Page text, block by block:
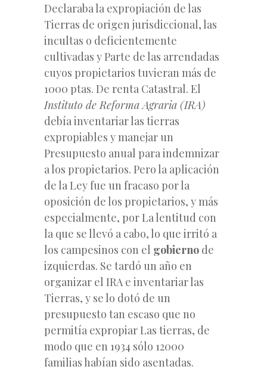
Declaraba la expropiación de las
Tierras de origen jurisdiccional, las
incultas o deficientemente
cultivadas y Parte de las arrendadas
cuyos propietarios tuvieran más de
1000 ptas. De renta Catastral. El
Instituto de Reforma Agraria (IRA)
debía inventariar las tierras
expropiables y manejar un
Presupuesto anual para indemnizar
a los propietarios. Pero la aplicación
de la Ley fue un fracaso por la
oposición de los propietarios, y más
especialmente, por La lentitud con
la que se llevó a cabo, lo que irritó a
los campesinos con el gobierno de
izquierdas. Se tardó un año en
organizar el IRA e inventariar las
Tierras, y se lo dotó de un
presupuesto tan escaso que no
permitía expropiar Las tierras, de
modo que en 1934 sólo 12000
familias habían sido asentadas.